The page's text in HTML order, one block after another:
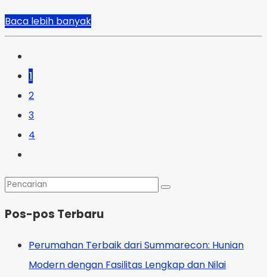
Baca lebih banyak
1
2
3
4
Pos-pos Terbaru
Perumahan Terbaik dari Summarecon: Hunian
Modern dengan Fasilitas Lengkap dan Nilai